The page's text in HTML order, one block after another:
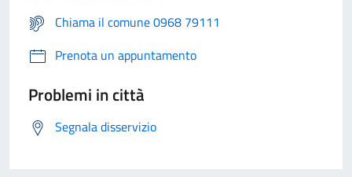
Chiama il comune 0968 79111
Prenota un appuntamento
Problemi in città
Segnala disservizio